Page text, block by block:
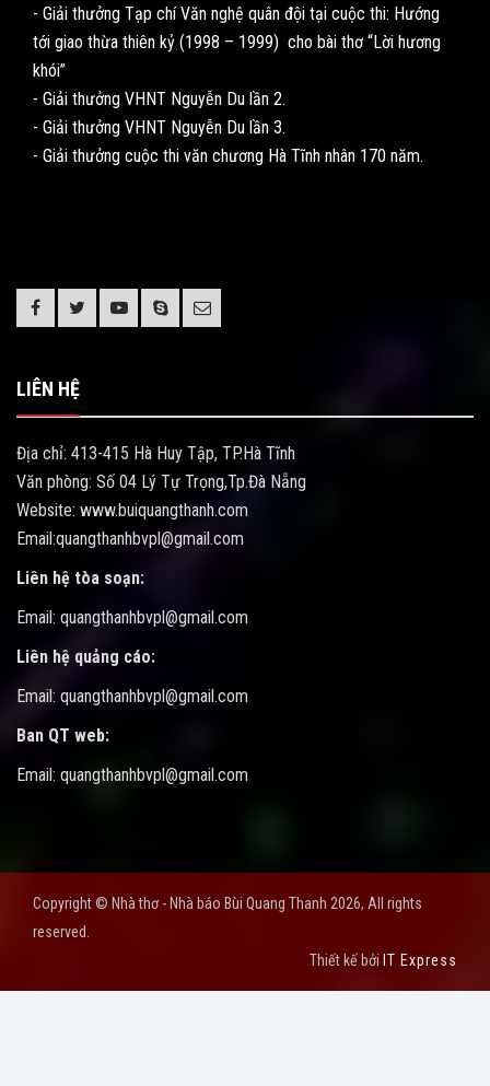
- Giải thưởng Tạp chí Văn nghệ quân đội tại cuộc thi: Hướng
tới giao thừa thiên kỷ (1998 – 1999) cho bài thơ “Lời hương
khói”
- Giải thưởng VHNT Nguyễn Du lần 2.
- Giải thưởng VHNT Nguyễn Du lần 3.
- Giải thưởng cuộc thi văn chương Hà Tĩnh nhân 170 năm.
LIÊN HỆ
Địa chỉ: 413-415 Hà Huy Tập, TP.Hà Tĩnh
Văn phòng: Số 04 Lý Tự Trọng,Tp.Đà Nẵng
Website: www.buiquangthanh.com
Email:quangthanhbvpl@gmail.com
Liên hệ tòa soạn:
Email: quangthanhbvpl@gmail.com
Liên hệ quảng cáo:
Email: quangthanhbvpl@gmail.com
Ban QT web:
Email: quangthanhbvpl@gmail.com
Copyright © Nhà thơ - Nhà báo Bùi Quang Thanh 2026, All rights
reserved.
Thiết kế bởi IT Express